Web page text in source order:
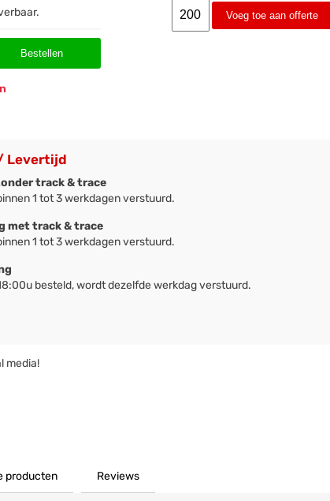
Bestellen
Voeg toe aan offerte
Levertijd
track & trace
1 tot 3 werkdagen verstuurd.
met track & trace
1 tot 3 werkdagen verstuurd.
besteld, wordt dezelfde werkdag verstuurd.
media!
producten Reviews